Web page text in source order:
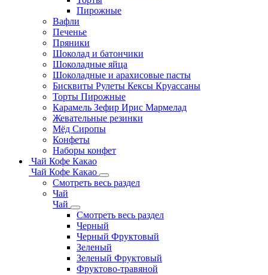
Пирожные
Вафли
Печенье
Пряники
Шоколад и батончики
Шоколадные яйца
Шоколадные и арахисовые пасты
Бисквиты Рулеты Кексы Круассаны
Торты Пирожные
Карамель Зефир Ирис Мармелад
Жевательные резинки
Мёд Сиропы
Конфеты
Наборы конфет
Чай Кофе Какао
Чай Кофе Какао
Смотреть весь раздел
Чай
Чай
Смотреть весь раздел
Черный
Черный Фруктовый
Зеленый
Зеленый Фруктовый
Фруктово-травяной